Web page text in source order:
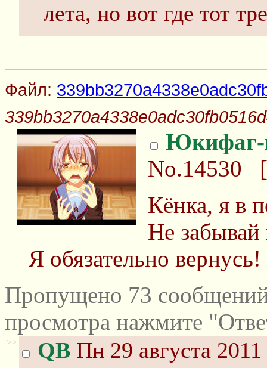
лета, но вот где тот
Файл:
Юкифаг-
No.14530 [
Кёнка, я в
Не
Я обязательно вернусь!
Пропущено 73
просмотра нажмите
>> QB Пн 29 августа